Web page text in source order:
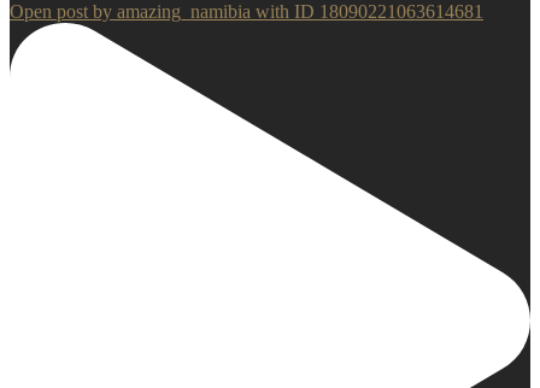
Open post by amazing_namibia with ID 18090221063614681